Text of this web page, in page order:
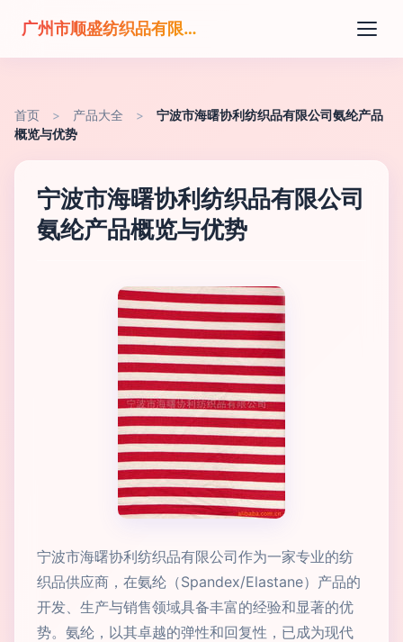
广州市顺盛纺织品有限公司
首页 > 产品大全 >
宁波市海曙协利纺织品有限公司氨纶产品
概览与优势
宁波市海曙协利纺织品有限公司
氨纶产品概览与优势
宁波市海曙协利纺织品有限公司作为一家专业的纺
织品供应商，在氨纶（Spandex/Elastane）产品的
开发、生产与销售领域具备丰富的经验和显著的优
势。氨纶，以其卓越的弹性和回复性，已成为现代